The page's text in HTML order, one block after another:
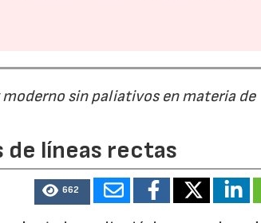
sin paliativos en materia de
de líneas rectas
662